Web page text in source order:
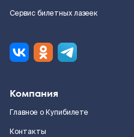
Сервис билетных лазеек
Компания
Главное о Купибилете
Контакты